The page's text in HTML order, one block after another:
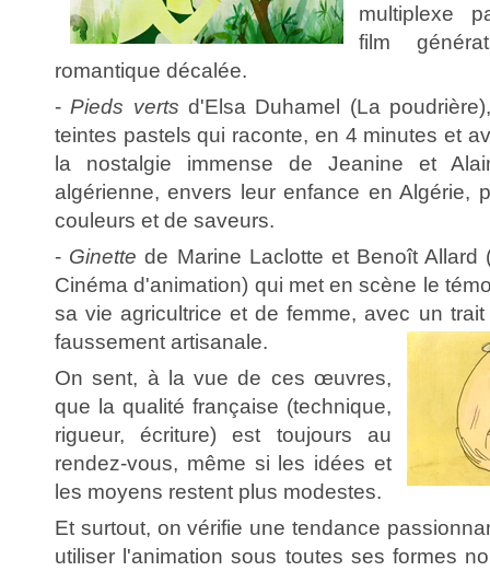
multiplexe
film
romantique décalée.
-Pieds verts d'Elsa Duhamel (La
teintes pastels qui raconte, en 4 minutes et
la nostalgie immense de Jeanine et
algérienne, envers leur enfance en Algérie,
couleurs et de saveurs.
- Ginette de Marine Laclotte et Benoît Allard
Cinéma d'animation) qui met en scène le
sa vie agricultrice et de femme, avec un
faussement artisanale.
On sent, à la vue de ces œuvres,
que la qualité française (technique,
rigueur, écriture) est toujours au
rendez-vous, même si les idées et
les moyens restent plus modestes.
Et surtout, on vérifie une tendance
utiliser l'animation sous toutes ses formes